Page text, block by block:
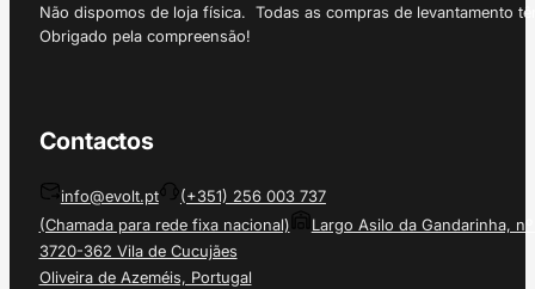
Não dispomos de loja física. Todas as compras de levantamento
Obrigado pela compreensão!
Contactos
info@evolt.pt
(+351) 256 003 737
(Chamada para rede fixa nacional)
Largo Asilo da Gandarinha, nº
3720-362 Vila de Cucujães
Oliveira de Azeméis, Portugal